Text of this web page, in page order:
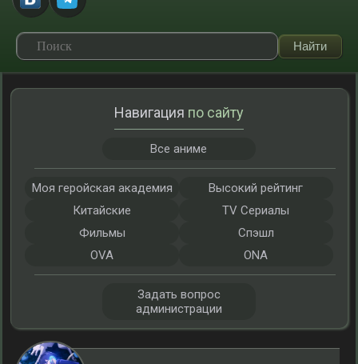
Навигация по сайту
Все аниме
Моя геройская академия
Высокий рейтинг
Китайские
TV Сериалы
Фильмы
Спэшл
OVA
ONA
Задать вопрос
администрации